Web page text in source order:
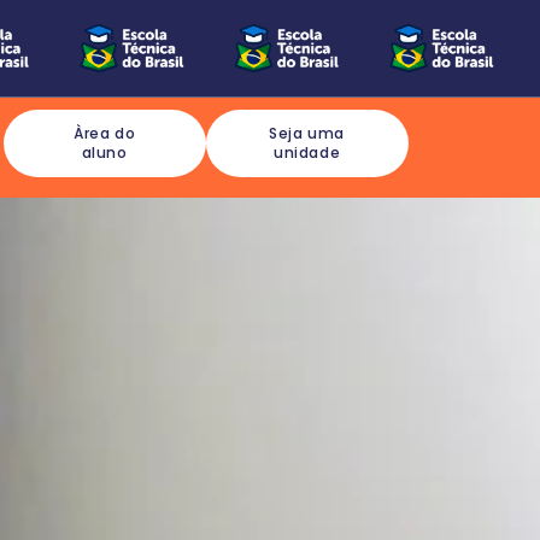
Àrea do
aluno
Seja uma
unidade